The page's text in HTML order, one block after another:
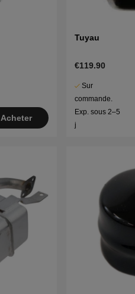
Acheter
Tuyau
€119.90
Sur
commande.
Exp. sous 2–5
j